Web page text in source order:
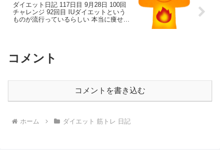
ダイエット日記 117日目 9月28日 100回
チャレンジ 92回目 IUダイエットという
ものが流行っているらしい 本当に痩せる
コメント
コメントを書き込む
ホーム ダイエット 筋トレ 日記